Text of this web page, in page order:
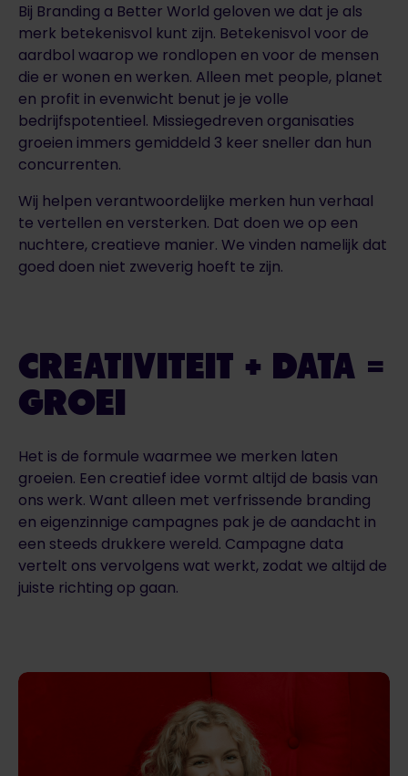
Bij Branding a Better World geloven we dat je als
merk betekenisvol kunt zijn. Betekenisvol voor de
aardbol waarop we rondlopen en voor de mensen
die er wonen en werken. Alleen met people, planet
en profit in evenwicht benut je je volle
bedrijfspotentieel. Missiegedreven organisaties
groeien immers gemiddeld 3 keer sneller dan hun
concurrenten.
Wij helpen verantwoordelijke merken hun verhaal
te vertellen en versterken. Dat doen we op een
nuchtere, creatieve manier. We vinden namelijk dat
goed doen niet zweverig hoeft te zijn.
CREATIVITEIT + DATA =
GROEI
Het is de formule waarmee we merken laten
groeien. Een creatief idee vormt altijd de basis van
ons werk. Want alleen met verfrissende branding
en eigenzinnige campagnes pak je de aandacht in
een steeds drukkere wereld. Campagne data
vertelt ons vervolgens wat werkt, zodat we altijd de
juiste richting op gaan.